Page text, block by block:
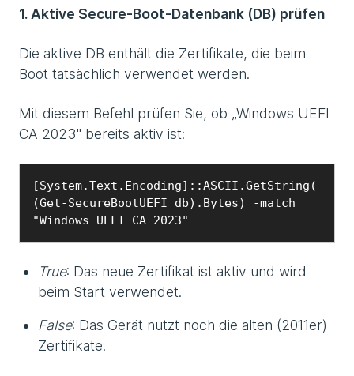
1. Aktive Secure-Boot-Datenbank (DB) prüfen
Die aktive DB enthält die Zertifikate, die beim
Boot tatsächlich verwendet werden.
Mit diesem Befehl prüfen Sie, ob „Windows UEFI
CA 2023" bereits aktiv ist:
[System.Text.Encoding]::ASCII.GetString(
(Get-SecureBootUEFI db).Bytes) -match
"Windows UEFI CA 2023"
True: Das neue Zertifikat ist aktiv und wird
beim Start verwendet.
False: Das Gerät nutzt noch die alten (2011er)
Zertifikate.